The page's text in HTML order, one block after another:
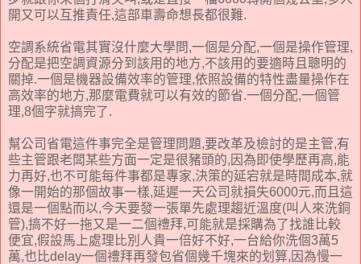
開又可以互推責任,這部車壽命想長都很難.
空調系統省電其實沒什麼大學問,一個是分配,一個是操作管理,
分配是把空調資源分到該用的地方,不該用的要適時且聰明的
關掉.一個是機器設備效率的管理,依照設備的特性盡量操作在
高效率的地方,那麼電費就可以有效的節省.一個分配,一個管
理,8個字就搞完了.
幫公司省電這件事完全是管理問題,要改革及檢討的是主管,有
些主管跟老闆某些方面一定是很豬頭的,因為即使學歷再高,能
力再好,也不可能每件事都是專家,決策的延宕就是時間成本,就
像一開始的那個故事一樣,延遲一天公司就損失6000元,而且這
還是一個點而以,今天要發一張單先處理趨近溫度(叫人來洗銅
管),搞不好一拖又是一二個禮拜,可能就是採購為了找誰比較
便宜,假設馬上處理比別人貴一倍好不好,一台給你洗個3萬5
萬,也比delay一個禮拜再發包省個幾千塊來的划算,因為慢一